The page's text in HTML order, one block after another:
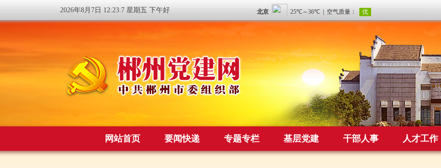
2026年8月7日 12:23:7 星期五 下午好
网站首页 要闻快递 专题专栏 基层党建 干部人事 人才工作